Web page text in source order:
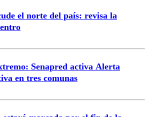
el norte del país: revisa la
Senapred activa Alerta
en tres comunas